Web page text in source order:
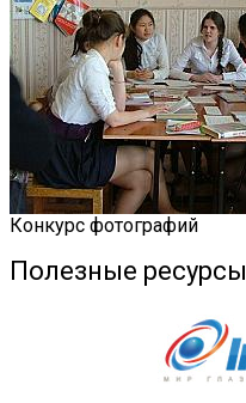
Конкурс фотографий
Полезные ресурсы